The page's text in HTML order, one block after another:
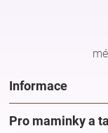
Informace
Pro maminky a